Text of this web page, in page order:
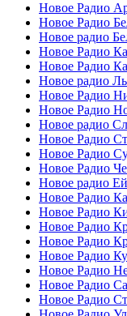
Новое Радио
Новое Радио
Новое радио
Новое Радио
Новое Радио
Новое радио
Новое Радио
Новое Радио
Новое радио
Новое Радио
Новое Радио
Новое Радио
Новое радио
Новое Радио
Новое Радио
Новое Радио
Новое Радио
Новое Радио
Новое Радио
Новое Радио
Новое Радио